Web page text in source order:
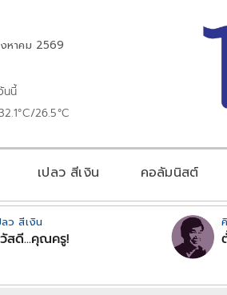
หาคม 2569
นนี้
26.5°C
เปลว สีเงิน คอลัมนิสต์
ลว สีเงิน
สดี...คุณครู!